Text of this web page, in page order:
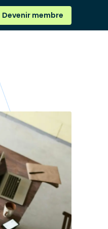
Devenir membre